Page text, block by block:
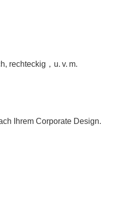
rechteckig，u. v. m.
Ihrem Corporate Design.